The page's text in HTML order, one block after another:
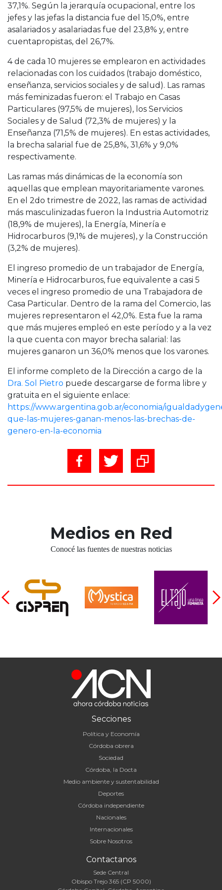
37,1%. Según la jerarquía ocupacional, entre los
jefes y las jefas la distancia fue del 15,0%, entre
asalariados y asalariadas fue del 23,8% y, entre
cuentapropistas, del 26,7%.
4 de cada 10 mujeres se emplearon en actividades
relacionadas con los cuidados (trabajo doméstico,
enseñanza, servicios sociales y de salud). Las ramas
más feminizadas fueron: el Trabajo en Casas
Particulares (97,5% de mujeres), los Servicios
Sociales y de Salud (72,3% de mujeres) y la
Enseñanza (71,5% de mujeres). En estas actividades,
la brecha salarial fue de 25,8%, 31,6% y 9,0%
respectivamente.
Las ramas más dinámicas de la economía son
aquellas que emplean mayoritariamente varones.
En el 2do trimestre de 2022, las ramas de actividad
más masculinizadas fueron la Industria Automotriz
(18,9% de mujeres), la Energía, Minería e
Hidrocarburos (9,1% de mujeres), y la Construcción
(3,2% de mujeres).
El ingreso promedio de un trabajador de Energía,
Minería e Hidrocarburos, fue equivalente a casi 5
veces el ingreso promedio de una Trabajadora de
Casa Particular. Dentro de la rama del Comercio, las
mujeres representaron el 42,0%. Esta fue la rama
que más mujeres empleó en este período y a la vez
la que cuenta con mayor brecha salarial: las
mujeres ganaron un 36,0% menos que los varones.
El informe completo de la Dirección a cargo de la
Dra. Sol Pietro puede descargarse de forma libre y
gratuita en el siguiente enlace:
https://www.argentina.gob.ar/economia/
que-las-mujeres-ganan-menos-las-brechas-de-
genero-en-la-economia
Medios en Red
Conocé las fuentes de nuestras noticias
Secciones
Política y Economía
Córdoba obrera
Sociedad
Córdoba, la Docta
Medio ambiente y sustentabilidad
Deportes
Córdoba independiente
Nacionales
Internacionales
Sobre Nosotros
Contactanos
Sede Central
Obispo Trejo 365 (CP 5000)